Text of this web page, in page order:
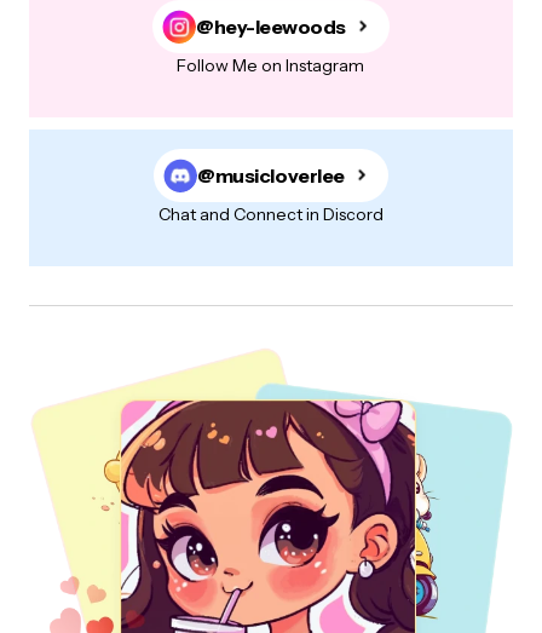
Post Comment
@hey-leewoods
Follow Me on Instagram
@musicloverlee
Chat and Connect in Discord